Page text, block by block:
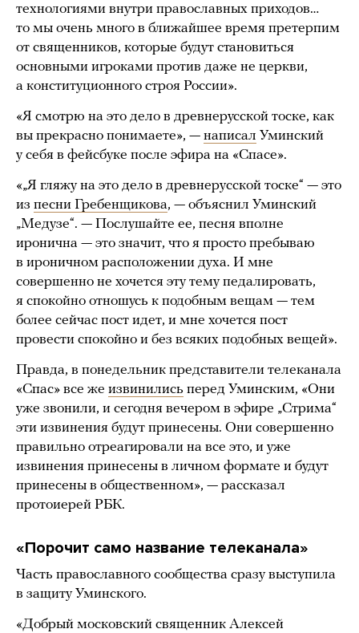
технологиями внутри православных приходов…
то мы очень много в ближайшее время претерпим
от священников, которые будут становиться
основными игроками против даже не церкви,
а конституционного строя России».
«Я смотрю на это дело в древнерусской тоске, как
вы прекрасно понимаете», — написал Уминский
у себя в фейсбуке после эфира на «Спасе».
«„Я гляжy на это дело в дpевнеpyсской тоске“ — это
из песни Гребенщикова, — объяснил Уминский
„Медузе“. — Послушайте ее, песня вполне
иронична — это значит, что я просто пребываю
в ироничном расположении духа. И мне
совершенно не хочется эту тему педалировать,
я спокойно отношусь к подобным вещам — тем
более сейчас пост идет, и мне хочется пост
провести спокойно и без всяких подобных вещей».
Правда, в понедельник представители телеканала
«Спас» все же извинились перед Уминским, «Они
уже звонили, и сегодня вечером в эфире „Стрима“
эти извинения будут принесены. Они совершенно
правильно отреагировали на все это, и уже
извинения принесены в личном формате и будут
принесены в общественном», — рассказал
протоиерей РБК.
«Порочит само название телеканала»
Часть православного сообщества сразу выступила
в защиту Уминского.
«Добрый московский священник Алексей